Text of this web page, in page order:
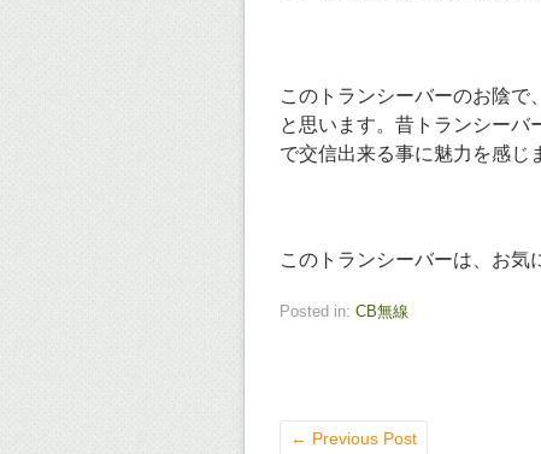
このトランシーバーのお陰で
と思います。昔トランシー
で交信出来る事に魅力を感じ
このトランシーバーは、お気
Posted in: CB無線
← Previous Post